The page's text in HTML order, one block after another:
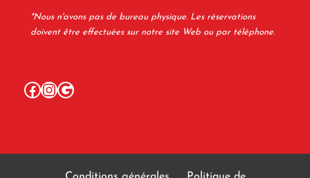
*Nous n'avons pas de bureau physique. Les réservations
doivent être effectuées sur notre site Web ou par téléphone.
Facebook InstagramGoogle